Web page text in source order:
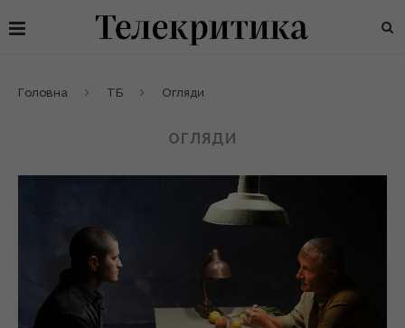
Головна ТБ Огляди
ОГЛЯДИ